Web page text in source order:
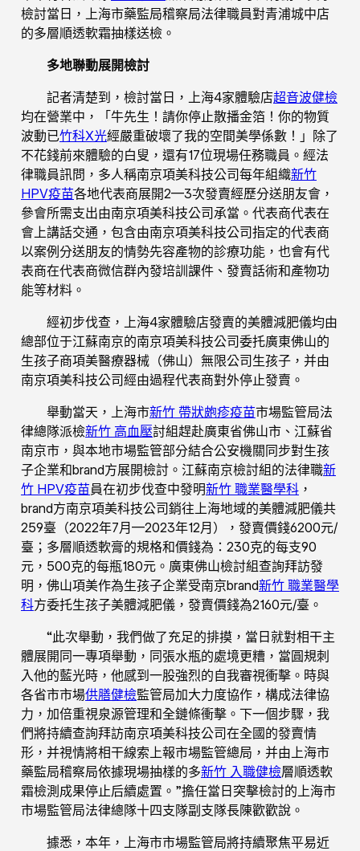
檢討當日，上海市藥監局稽察局法律職員對青浦城中店
的多層順透軟霜抽樣送檢。
多地聯動展開檢討
記者清楚到，檢討當日，上海4家體驗店超音波健檢
均在營業中，「牛先生！請你停止散播金箔！你的物質
波動已竹科X光經嚴重破壞了我的空間美學係數！」除了
不花錢前來體驗的白叟，還有17位現場任務職員。經法
律職員訊問，多人稱南京項美科技公司每年組織新竹
HPV疫苗各地代表商展開2—3次發賣經歷分送朋友會，
參會所需支出由南京項美科技公司承當。代表商代表在
會上講話交通，包含由南京項美科技公司指定的代表商
以案例分送朋友的情勢先容產物的診療功能，也會有代
表商在代表商微信群內發培訓課件、發賣話術和產物功
能等材料。
經初步伐查，上海4家體驗店發賣的美體減肥儀均由
總部位于江蘇南京的南京項美科技公司委托廣東佛山的
生孩子商項美醫療器械（佛山）無限公司生孩子，并由
南京項美科技公司經由過程代表商對外停止發賣。
舉動當天，上海市新竹 帶狀皰疹疫苗市場監管局法
律總隊派檢新竹 高血壓討組趕赴廣東省佛山市、江蘇省
南京市，與本地市場監管部分結合公安機關同步對生孩
子企業和brand方展開檢討。江蘇南京檢討組的法律職新
竹 HPV疫苗員在初步伐查中發明新竹 職業醫學科 ，
brand方南京項美科技公司銷往上海地域的美體減肥儀共
259臺（2022年7月—2023年12月），發賣價錢6200元/
臺；多層順透軟膏的規格和價錢為：230克的每支90
元，500克的每瓶180元。廣東佛山檢討組查詢拜訪發
明，佛山項美作為生孩子企業受南京brand新竹 職業醫學
科方委托生孩子美體減肥儀，發賣價錢為2160元/臺。
“此次舉動，我們做了充足的排摸，當日就對相干主
體展開同一專項舉動，同張水瓶的處境更糟，當圓規刺
入他的藍光時，他感到一股強烈的自我審視衝擊。時與
各省市市場供膳健檢監管局加大力度協作，構成法律協
力，加倍重視泉源管理和全鏈條衝擊。下一個步驟，我
們將持續查詢拜訪南京項美科技公司在全國的發賣情
形，并視情將相干線索上報市場監管總局，并由上海市
藥監局稽察局依據現場抽樣的多新竹 入職健檢層順透軟
霜檢測成果停止后續處置。”擔任當日突擊檢討的上海市
市場監管局法律總隊十四支隊副支隊長陳歡歡說。
據悉，本年，上海市市場監管局將持續聚焦平易近